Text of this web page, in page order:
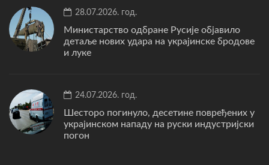
28.07.2026. год.
Министарство одбране Русије објавило
детаље нових удара на украјинске бродове
и луке
24.07.2026. год.
Шесторо погинуло, десетине повређених у
украјинском нападу на руски индустријски
погон